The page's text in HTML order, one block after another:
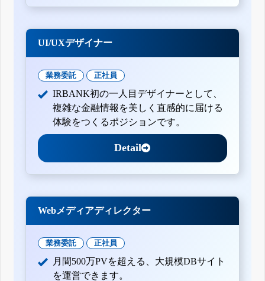
UI/UXデザイナー
業務委託 正社員
IRBANK初の一人目デザイナーとして、
複雑な金融情報を美しく直感的に届ける
体験をつくるポジションです。
Detail
Webメディアディレクター
業務委託 正社員
月間500万PVを超える、大規模DBサイト
を運営できます。